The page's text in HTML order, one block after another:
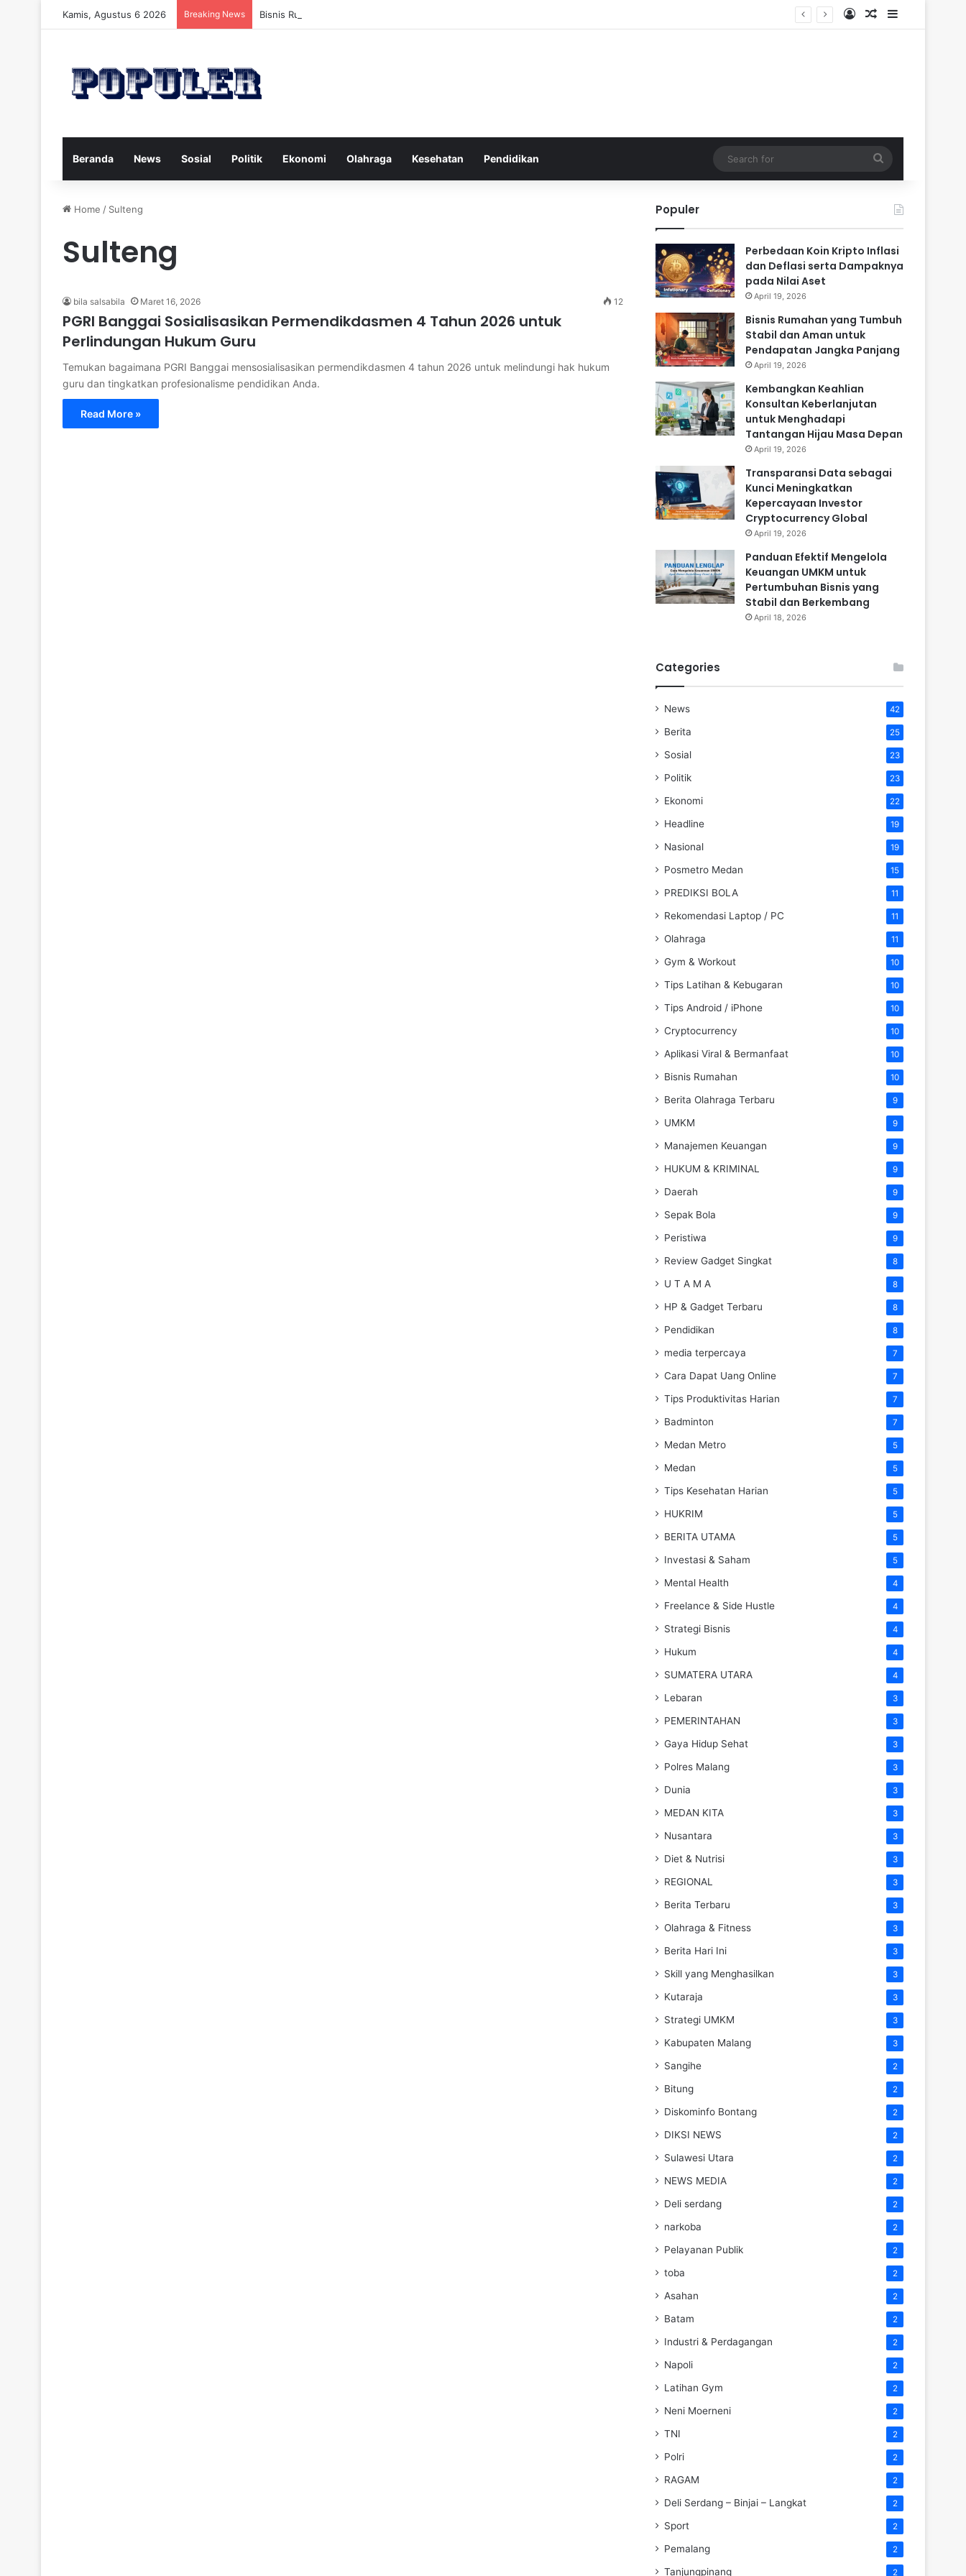
Kamis, Agustus 6 2026 Breaking News Bisnis Rumahan yang Tumbuh Stabil dan Aman untuk Pendapatan Jangka Panjang Log InRandom Article
Sidebar
Beranda News Sosial Politik Ekonomi Olahraga Kesehatan Pendidikan
for
Home / Sulteng
Sulteng
bila salsabila Maret 16, 2026 12
PGRI Banggai Sosialisasikan Permendikdasmen 4 Tahun 2026 untuk
Perlindungan Hukum Guru
Temukan bagaimana PGRI Banggai mensosialisasikan permendikdasmen 4 tahun 2026 untuk melindungi hak hukum
guru dan tingkatkan profesionalisme pendidikan Anda.
Read More »
Populer
Perbedaan Koin Kripto Inflasi
dan Deflasi serta Dampaknya
pada Nilai Aset
April 19, 2026
Bisnis Rumahan yang Tumbuh
Stabil dan Aman untuk
Pendapatan Jangka Panjang
April 19, 2026
Kembangkan Keahlian
Konsultan Keberlanjutan
untuk Menghadapi
Tantangan Hijau Masa Depan
April 19, 2026
Transparansi Data sebagai
Kunci Meningkatkan
Kepercayaan Investor
Cryptocurrency Global
April 19, 2026
Panduan Efektif Mengelola
Keuangan UMKM untuk
Pertumbuhan Bisnis yang
Stabil dan Berkembang
April 18, 2026
Categories
News 42
Berita 25
Sosial 23
Politik 23
Ekonomi 22
Headline 19
Nasional 19
Posmetro Medan 15
PREDIKSI BOLA 11
Rekomendasi Laptop / PC 11
Olahraga 11
Gym & Workout 10
Tips Latihan & Kebugaran 10
Tips Android / iPhone 10
Cryptocurrency 10
Aplikasi Viral & Bermanfaat 10
Bisnis Rumahan 10
Berita Olahraga Terbaru 9
UMKM 9
Manajemen Keuangan 9
HUKUM & KRIMINAL 9
Daerah 9
Sepak Bola 9
Peristiwa 9
Review Gadget Singkat 8
U T A M A 8
HP & Gadget Terbaru 8
Pendidikan 8
media terpercaya 7
Cara Dapat Uang Online 7
Tips Produktivitas Harian 7
Badminton 7
Medan Metro 5
Medan 5
Tips Kesehatan Harian 5
HUKRIM 5
BERITA UTAMA 5
Investasi & Saham 5
Mental Health 4
Freelance & Side Hustle 4
Strategi Bisnis 4
Hukum 4
SUMATERA UTARA 4
Lebaran 3
PEMERINTAHAN 3
Gaya Hidup Sehat 3
Polres Malang 3
Dunia 3
MEDAN KITA 3
Nusantara 3
Diet & Nutrisi 3
REGIONAL 3
Berita Terbaru 3
Olahraga & Fitness 3
Berita Hari Ini 3
Skill yang Menghasilkan 3
Kutaraja 3
Strategi UMKM 3
Kabupaten Malang 3
Sangihe 2
Bitung 2
Diskominfo Bontang 2
DIKSI NEWS 2
Sulawesi Utara 2
NEWS MEDIA 2
Deli serdang 2
narkoba 2
Pelayanan Publik 2
toba 2
Asahan 2
Batam 2
Industri & Perdagangan 2
Napoli 2
Latihan Gym 2
Neni Moerneni 2
TNI 2
Polri 2
RAGAM 2
Deli Serdang – Binjai – Langkat 2
Sport 2
Pemalang 2
Tanjungpinang 2